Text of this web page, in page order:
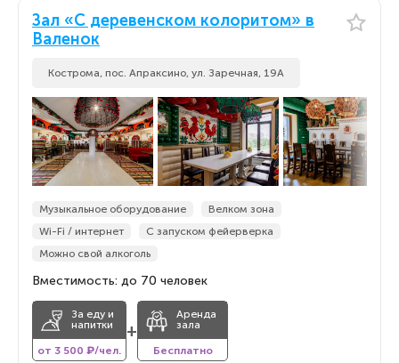
Зал «С деревенском колоритом» в
Валенок
Кострома, пос. Апраксино, ул. Заречная, 19А
Музыкальное оборудование
Велком зона
Wi-Fi / интернет
С запуском фейерверка
Можно свой алкоголь
Вместимость: до 70 человек
За еду и
напитки
от 3 500 ₽/чел.
+
Аренда
зала
Бесплатно